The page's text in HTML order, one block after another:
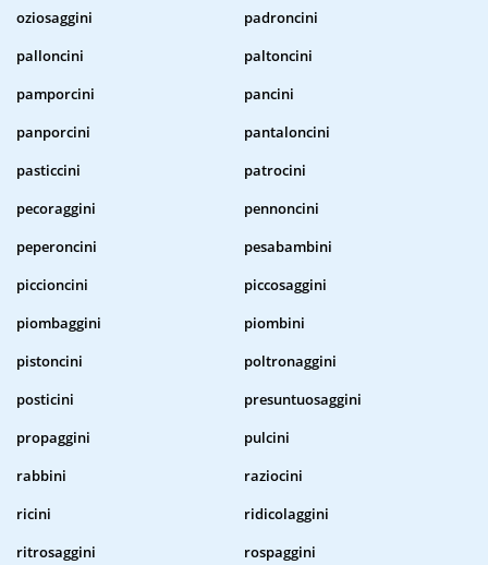
oziosaggini
padroncini
palloncini
paltoncini
pamporcini
pancini
panporcini
pantaloncini
pasticcini
patrocini
pecoraggini
pennoncini
peperoncini
pesabambini
piccioncini
piccosaggini
piombaggini
piombini
pistoncini
poltronaggini
posticini
presuntuosaggini
propaggini
pulcini
rabbini
raziocini
ricini
ridicolaggini
ritrosaggini
rospaggini